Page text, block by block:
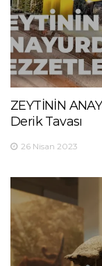
ZEYTİNİN
Derik Tavası
26 Nisan 2023